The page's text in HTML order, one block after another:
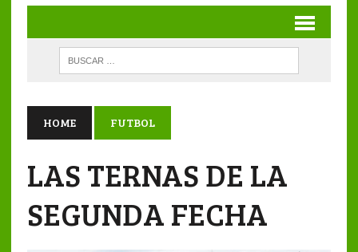
HOME FUTBOL
LAS TERNAS DE LA
SEGUNDA FECHA